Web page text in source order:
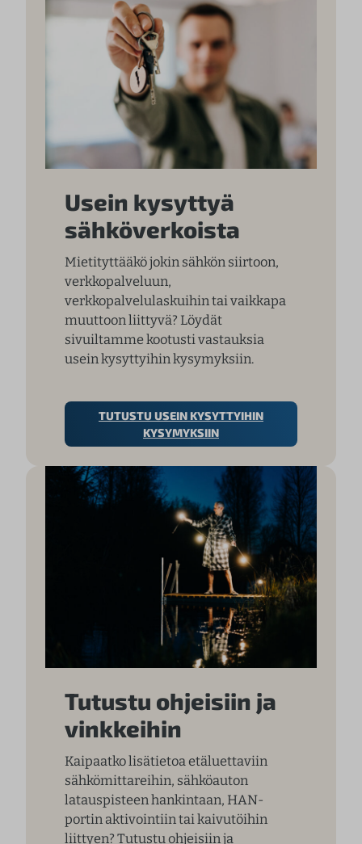
Usein kysyttyä
sähköverkoista
Mietityttääkö jokin sähkön siirtoon,
verkkopalveluun,
verkkopalvelulaskuihin tai vaikkapa
muuttoon liittyvä? Löydät
sivuiltamme kootusti vastauksia
usein kysyttyihin kysymyksiin.
TUTUSTU USEIN KYSYTTYIHIN
KYSYMYKSIIN
Tutustu ohjeisiin ja
vinkkeihin
Kaipaatko lisätietoa etäluettaviin
sähkömittareihin, sähköauton
latauspisteen hankintaan, HAN-
portin aktivointiin tai kaivutöihin
liittyen? Tutustu ohjeisiin ja